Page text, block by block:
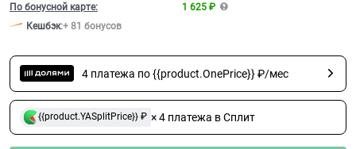
По бонусной карте:
1 625 ₽
Кешбэк:+ 81 бонусов
4 платежа по {{product.OnePrice}} ₽/мес
{{product.YASplitPrice}} ₽ × 4 платежа в Сплит